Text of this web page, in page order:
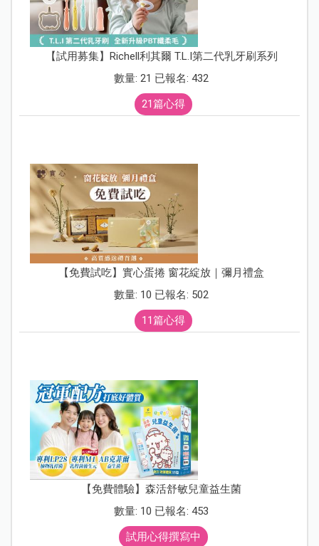
【試用募集】Richell利其爾 T.L.I第二代乳牙刷系列
數量: 21 已報名: 432
21篇心得
【免費試吃】實心蛋捲 窗花綻放｜彌月禮盒
數量: 10 已報名: 502
11篇心得
【免費體驗】森活舒敏兒童益生菌
數量: 10 已報名: 453
試用心得撰寫中